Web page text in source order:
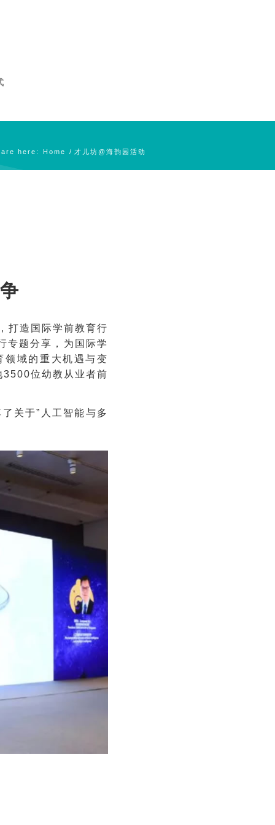
are here: Home / 才儿坊@海韵园活动
打造国际学前教育行
专题分享，为国际学
领域的重大机遇与变
3500位幼教从业者前
关于”人工智能与多